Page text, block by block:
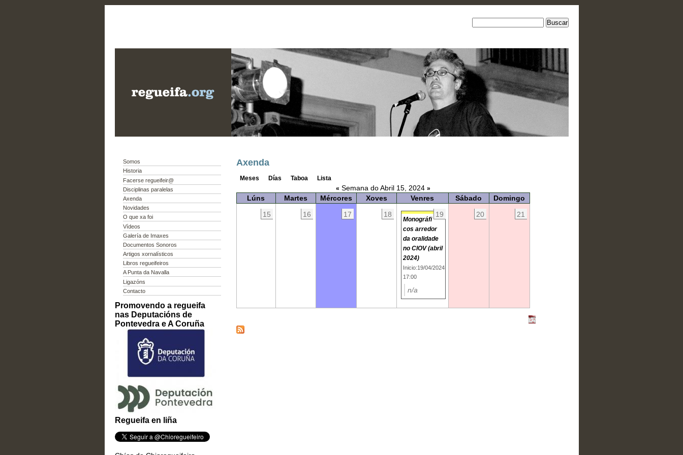
Somos
Historia
Facerse regueifeir@
Disciplinas paralelas
Axenda
Novidades
O que xa foi
Vídeos
Galería de Imaxes
Documentos Sonoros
Artigos xornalísticos
Libros regueifeiros
A Punta da Navalla
Ligazóns
Contacto
Promovendo a regueifa
nas Deputacións de
Pontevedra e A Coruña
Regueifa en liña
Axenda
Meses Días Taboa
Lista
« Semana do Abril 15, 2024 »
Lúns Martes Mércores Xoves Venres Sábado
Domingo
15
16 17 18 19
Monográfi
cos arredor
da oralidade
no CIOV (abril
2024)
Inicio:19/04/2024
17:00
n/a
20 21